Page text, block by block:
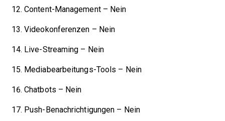
Content-Management – Nein
Videokonferenzen – Nein
Live-Streaming – Nein
Mediabearbeitungs-Tools – Nein
Chatbots – Nein
Push-Benachrichtigungen – Nein